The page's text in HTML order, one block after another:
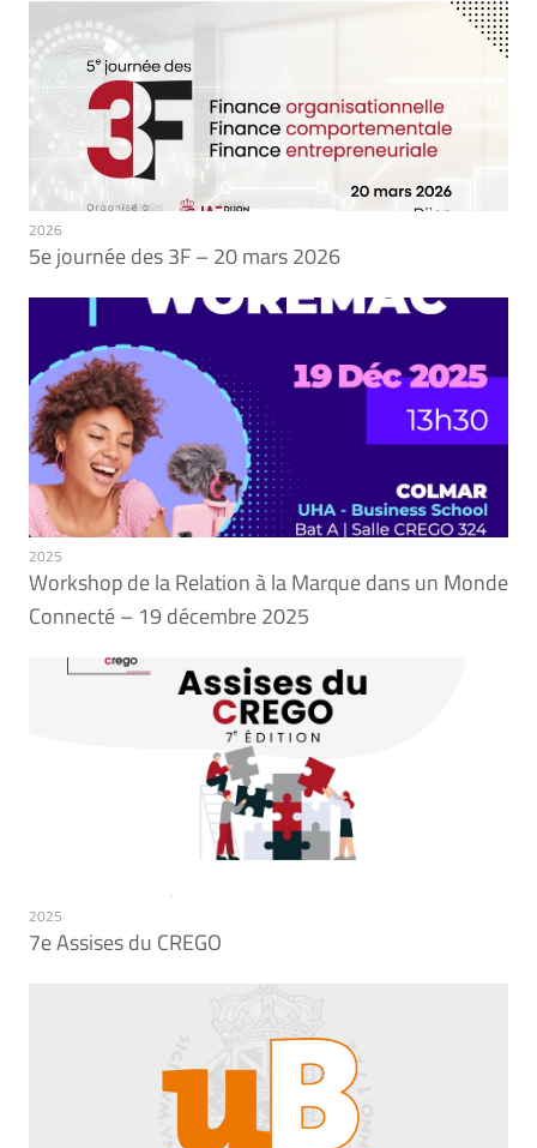
2026
5e journée des 3F – 20 mars 2026
2025
Workshop de la Relation à la Marque dans un Monde
Connecté – 19 décembre 2025
2025
7e Assises du CREGO